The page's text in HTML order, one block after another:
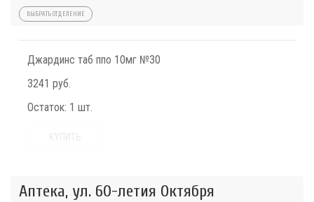
ВЫБРАТЬ ОТДЕЛЕНИЕ
Джардинс таб ппо 10мг №30
3241 руб.
Остаток: 1 шт.
Аптека, ул. 60-летия Октября